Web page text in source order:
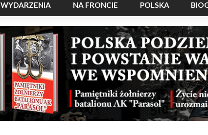
WYDARZENIA NA FRONCIE POLSKA